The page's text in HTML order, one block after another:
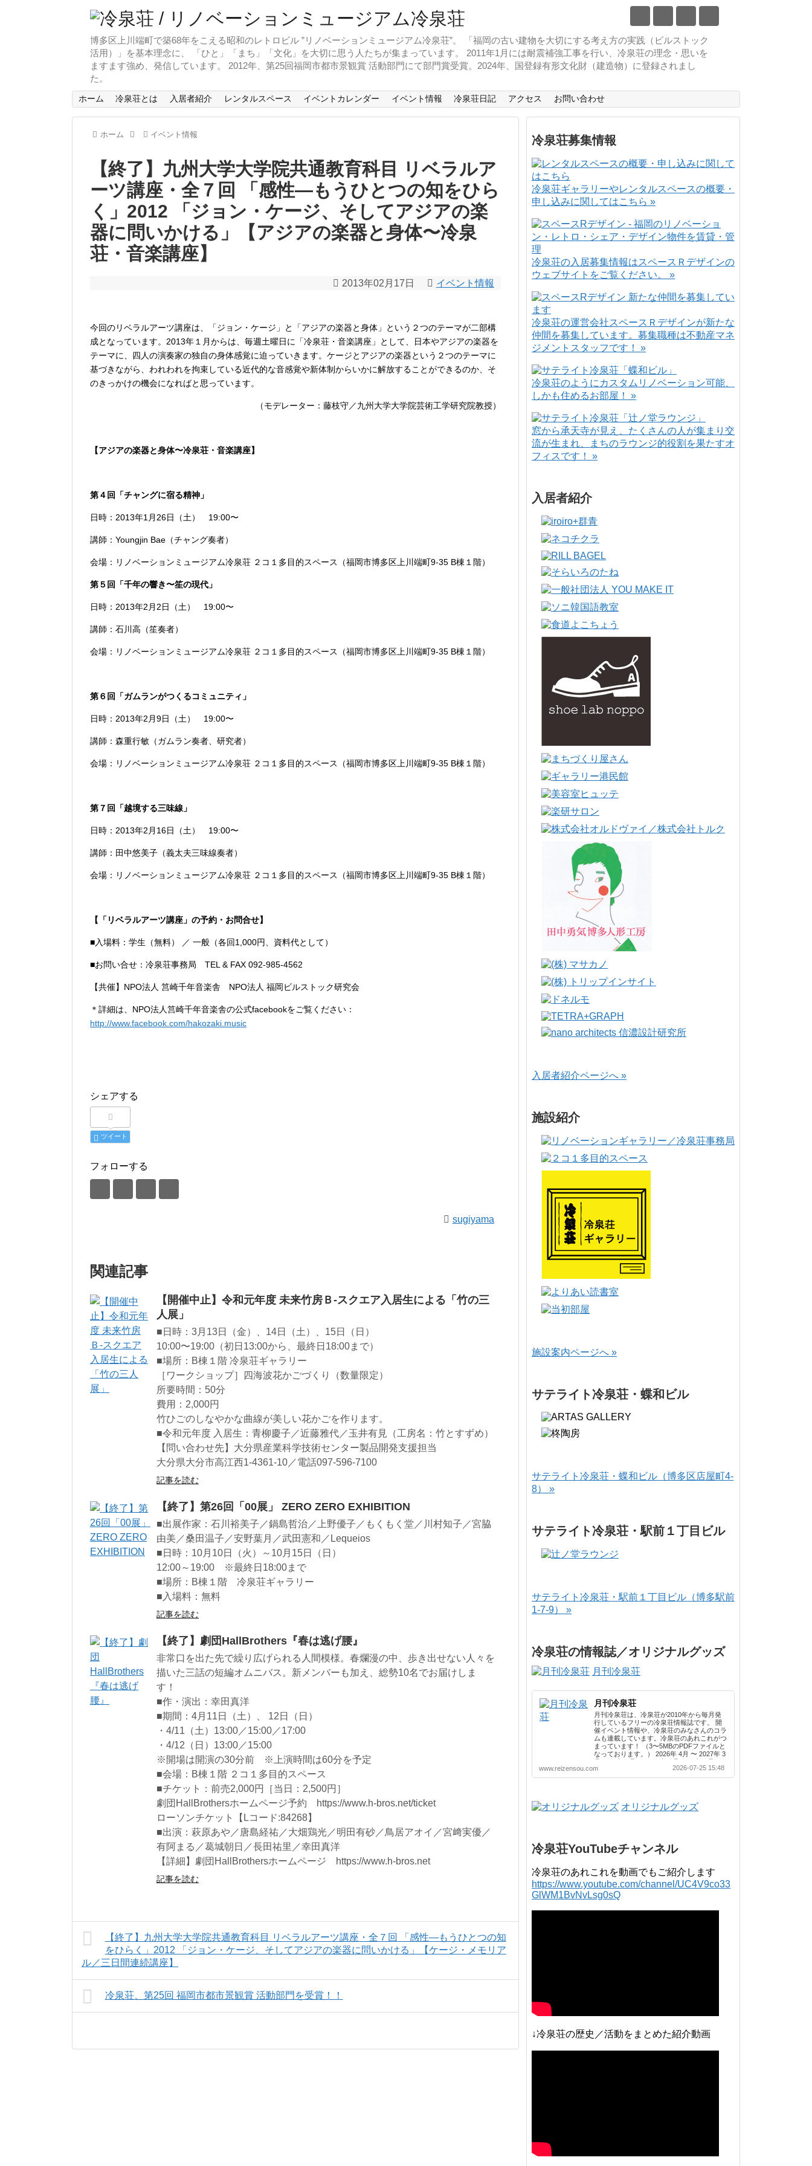
博多区上川端町で築68年をこえる昭和のレトロビル ”リノベーションミュージアム冷泉荘”。 「福岡の古い建物を大切にする考え方の実践（ビルストック
活用）」を基本理念に、 「ひと」「まち」「文化」を大切に思う人たちが集まっています。 2011年1月には耐震補強工事を行い、冷泉荘の理念・思いを
ますます強め、発信しています。 2012年、第25回福岡市都市景観賞 活動部門にて部門賞受賞。2024年、国登録有形文化財（建造物）に登録されまし
た。
ホーム 冷泉荘とは 入居者紹介 レンタルスペース イベントカレンダー イベント情報 冷泉荘日記 アクセス お問い合わせ
ホーム イベント情報
【終了】九州大学大学院共通教育科目 リベラルア
ーツ講座・全７回 「感性―もうひとつの知をひら
く」2012 「ジョン・ケージ、そしてアジアの楽
器に問いかける」【アジアの楽器と身体〜冷泉
荘・音楽講座】
2013年02月17日 イベント情報
今回のリベラルアーツ講座は、「ジョン・ケージ」と「アジアの楽器と身体」という２つのテーマが二部構
成となっています。2013年１月からは、毎週土曜日に「冷泉荘・音楽講座」として、日本やアジアの楽器を
テーマに、四人の演奏家の独自の身体感覚に迫っていきます。ケージとアジアの楽器という２つのテーマに
基づきながら、われわれを拘束している近代的な音感覚や新体制からいかに解放することができるのか、そ
のきっかけの機会になればと思っています。
（モデレーター：藤枝守／九州大学大学院芸術工学研究院教授）
【アジアの楽器と身体〜冷泉荘・音楽講座】
第４回「チャングに宿る精神」
日時：2013年1月26日（土） 19:00〜
講師：Youngjin Bae（チャング奏者）
会場：リノベーションミュージアム冷泉荘 ２コ１多目的スペース（福岡市博多区上川端町9-35 B棟１階）
第５回「千年の響き〜笙の現代」
日時：2013年2月2日（土） 19:00〜
講師：石川高（笙奏者）
会場：リノベーションミュージアム冷泉荘 ２コ１多目的スペース（福岡市博多区上川端町9-35 B棟１階）
第６回「ガムランがつくるコミュニティ」
日時：2013年2月9日（土） 19:00〜
講師：森重行敏（ガムラン奏者、研究者）
会場：リノベーションミュージアム冷泉荘 ２コ１多目的スペース（福岡市博多区上川端町9-35 B棟１階）
第７回「越境する三味線」
日時：2013年2月16日（土） 19:00〜
講師：田中悠美子（義太夫三味線奏者）
会場：リノベーションミュージアム冷泉荘 ２コ１多目的スペース（福岡市博多区上川端町9-35 B棟１階）
【「リベラルアーツ講座」の予約・お問合せ】
■入場料：学生（無料） ／ 一般（各回1,000円、資料代として）
■お問い合せ：冷泉荘事務局 TEL & FAX 092-985-4562
【共催】NPO法人 筥崎千年音楽舎 NPO法人 福岡ビルストック研究会
＊詳細は、NPO法人筥崎千年音楽舎の公式facebookをご覧ください：
http://www.facebook.com/hakozaki.music
シェアする
ツイート
フォローする
sugiyama
関連記事
【開催中止】令和元年度 未来竹房Ｂ-スクエア入居生による「竹の三
人展」
■日時：3月13日（金）、14日（土）、15日（日）
10:00〜19:00（初日13:00から、最終日18:00まで）
■場所：B棟１階 冷泉荘ギャラリー
［ワークショップ］四海波花かごづくり（数量限定）
所要時間：50分
費用：2,000円
竹ひごのしなやかな曲線が美しい花かごを作ります。
■令和元年度 入居生：青柳慶子／近藤雅代／玉井有見（工房名：竹とすずめ）
【問い合わせ先】大分県産業科学技術センター製品開発支援担当
大分県大分市高江西1-4361-10／電話097-596-7100
記事を読む
【終了】第26回「00展」 ZERO ZERO EXHIBITION
■出展作家：石川裕美子／鍋島哲治／上野優子／もくもく堂／川村知子／宮脇
由美／桑田温子／安野葉月／武田憲和／Lequeios
■日時：10月10日（火）～10月15日（日）
12:00～19:00 ※最終日18:00まで
■場所：B棟１階 冷泉荘ギャラリー
■入場料：無料
記事を読む
【終了】劇団HallBrothers『春は逃げ腰』
非常口を出た先で繰り広げられる人間模様。春爛漫の中、歩き出せない人々を
描いた三話の短編オムニバス。新メンバーも加え、総勢10名でお届けしま
す！
■作・演出：幸田真洋
■期間：4月11日（土）、 12日（日）
・4/11（土）13:00／15:00／17:00
・4/12（日）13:00／15:00
※開場は開演の30分前 ※上演時間は60分を予定
■会場：B棟１階 ２コ１多目的スペース
■チケット：前売2,000円［当日：2,500円］
劇団HallBrothersホームページ予約 https://www.h-bros.net/ticket
ローソンチケット【Lコード:84268】
■出演：萩原あや／唐島経祐／大畑鶏光／明田有砂／鳥居アオイ／宮﨑実優／
有阿まる／葛城朝日／長田祐里／幸田真洋
【詳細】劇団HallBrothersホームページ https://www.h-bros.net
記事を読む
【終了】九州大学大学院共通教育科目 リベラルアーツ講座・全７回 「感性―もうひとつの知
をひらく」2012 「ジョン・ケージ、そしてアジアの楽器に問いかける」【ケージ・メモリア
ル／三日間連続講座】
冷泉荘、第25回 福岡市都市景観賞 活動部門を受賞！！
冷泉荘募集情報
冷泉荘ギャラリーやレンタルスペースの概要・
申し込みに関してはこちら »
冷泉荘の入居募集情報はスペースＲデザインの
ウェブサイトをご覧ください。 »
冷泉荘の運営会社スペースＲデザインが新たな
仲間を募集しています。募集職種は不動産マネ
ジメントスタッフです！ »
冷泉荘のようにカスタムリノベーション可能、
しかも住めるお部屋！ »
窓から承天寺が見え、たくさんの人が集まり交
流が生まれ、まちのラウンジ的役割を果たすオ
フィスです！ »
入居者紹介
入居者紹介ページへ »
施設紹介
施設案内ページへ »
サテライト冷泉荘・蝶和ビル
サテライト冷泉荘・蝶和ビル（博多区店屋町4-
8） »
サテライト冷泉荘・駅前１丁目ビル
サテライト冷泉荘・駅前１丁目ビル（博多駅前
1-7-9） »
冷泉荘の情報誌／オリジナルグッズ
月刊冷泉荘
月刊冷泉荘
月刊冷泉荘は、冷泉荘が2010年から毎月発
行しているフリーの冷泉荘情報誌です。 開
催イベント情報や、冷泉荘のみなさんのコラ
ムも連載しています。冷泉荘のあれこれがつ
まっています！ （3〜5MBのPDFファイルと
なっております。） 2026年 4月 〜 2027年 3
2025年 3月 2023年 4月 〜 2024年 3月 2022
年 4月 〜 2023年 3月 2021年 4月 〜 2022年
年 4月 〜 2018年 3月 2016年 4月 〜 2017年
3月 2015年 4月 〜 2016年 3月 2014年 4月 〜
www.reizensou.com 2026-07-25 15:48
オリジナルグッズ
冷泉荘YouTubeチャンネル
冷泉荘のあれこれを動画でもご紹介します
https://www.youtube.com/channel/UC4V9co33
GlWM1BvNvLsg0sQ
↓冷泉荘の歴史／活動をまとめた紹介動画